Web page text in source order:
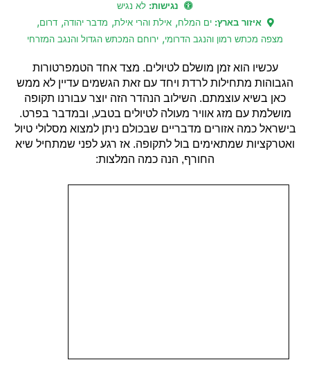
נגישות: לא נגיש
איזור בארץ:ים המלח, אילת והרי אילת, מדבר יהודה, דרום,
מצפה מכתש רמון והנגב הדרומי, ירוחם המכתש הגדול והנגב המזרחי
עכשיו הוא זמן מושלם לטיולים. מצד אחד הטמפרטורות
הגבוהות מתחילות לרדת ויחד עם זאת הגשמים עדיין לא ממש
כאן בשיא עוצמתם. השילוב הנהדר הזה יוצר עבורנו תקופה
מושלמת עם מזג אוויר מעולה לטיולים בטבע, ובמדבר בפרט.
בישראל כמה אזורים מדבריים שבכולם ניתן למצוא מסלולי טיול
ואטרקציות שמתאימים בול לתקופה. אז רגע לפני שמתחיל שיא
החורף, הנה כמה המלצות: